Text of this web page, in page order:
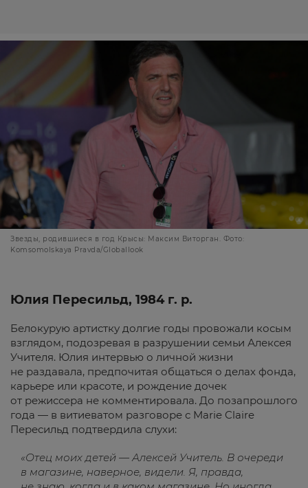
Звезды, родившиеся в год Крысы: Максим Виторган. Фото:
Komsomolskaya Pravda/Globallook
Юлия Пересильд, 1984 г. р.
Белокурую артистку долгие годы провожали косым
взглядом, подозревая в разрушении семьи Алексея
Учителя. Юлия интервью о личной жизни
не раздавала, предпочитая общаться о делах фонда,
карьере или красоте, и рождение дочек
от режиссера не комментировала. До позапрошлого
года — в витиеватом разговоре с Marie Claire
Пересильд подтвердила слухи:
«Отец моих детей — Алексей Учитель. В очереди
в магазине, наверное, видели. Я, правда,